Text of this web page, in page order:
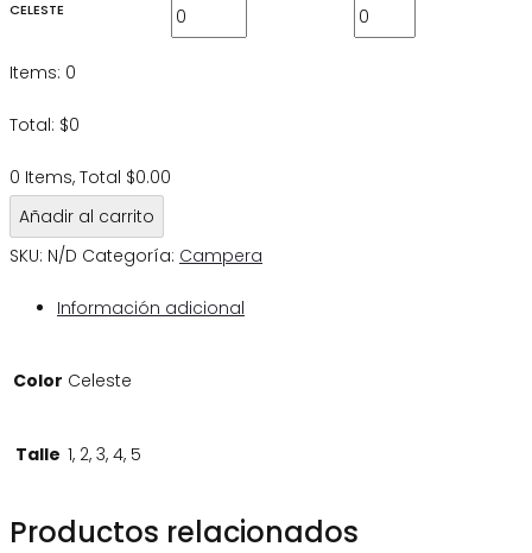
CELESTE
Items: 0
Total: $0
0 Items, Total $0.00
Añadir al carrito
SKU: N/D Categoría: Campera
Información adicional
Color Celeste
Talle 1, 2, 3, 4, 5
Productos relacionados